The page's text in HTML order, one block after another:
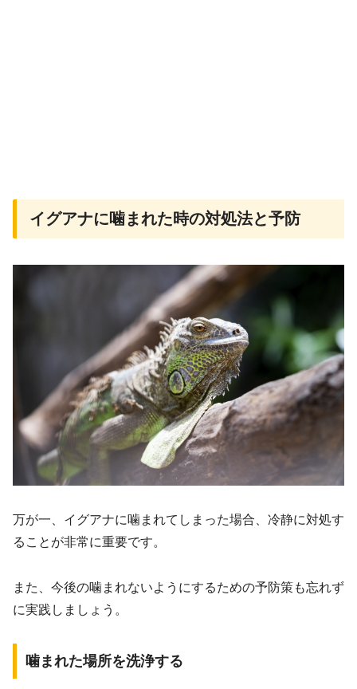
イグアナに噛まれた時の対処法と予防
万が一、イグアナに噛まれてしまった場合、冷静に対処す
ることが非常に重要です。
また、今後の噛まれないようにするための予防策も忘れず
に実践しましょう。
噛まれた場所を洗浄する